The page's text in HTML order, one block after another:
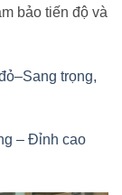
bảo tiến độ và
trọng,
– Đỉnh cao